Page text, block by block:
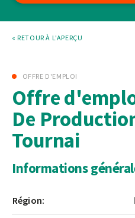
« RETOUR À L'APERÇU
OFFRE D'EMPLOI
Offre
De
Tournai
Informations
Région: